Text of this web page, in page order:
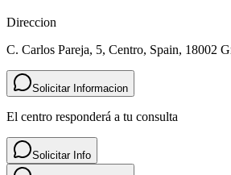
Direccion
C. Carlos Pareja, 5, Centro, Spain, 18002
Solicitar Informacion
El centro responderá a tu consulta
Solicitar Info